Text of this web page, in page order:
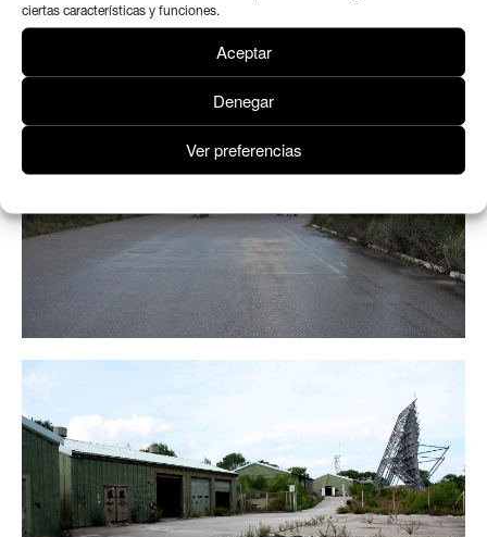
ciertas características y funciones.
Aceptar
Denegar
Ver preferencias